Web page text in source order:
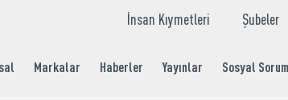
İnsan Kıymetleri Şubeler
Markalar Haberler Yayınlar Sosyal